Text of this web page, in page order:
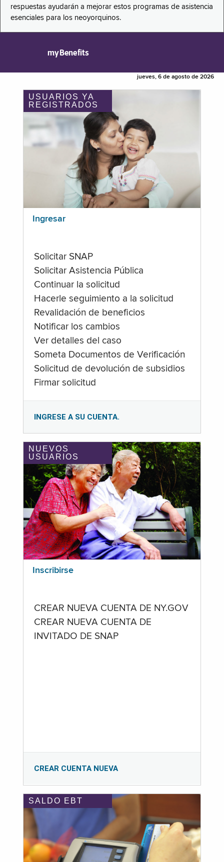
respuestas ayudarán a mejorar estos programas de asistencia
esenciales para los neoyorquinos.
myBenefits
jueves, 6 de agosto de 2026
USUARIOS YA
REGISTRADOS
Ingresar
Solicitar SNAP
Solicitar Asistencia Pública
Continuar la solicitud
Hacerle seguimiento a la solicitud
Revalidación de beneficios
Notificar los cambios
Ver detalles del caso
Someta Documentos de Verificación
Solicitud de devolución de subsidios
Firmar solicitud
INGRESE A SU CUENTA.
NUEVOS
USUARIOS
Inscribirse
CREAR NUEVA CUENTA DE NY.GOV
CREAR NUEVA CUENTA DE
INVITADO DE SNAP
CREAR CUENTA NUEVA
SALDO EBT